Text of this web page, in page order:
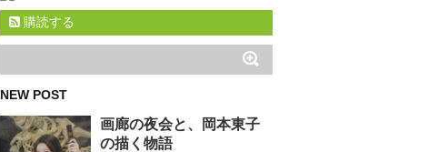
購読する
NEW POST
画廊の夜会と、岡本東子
の描く物語